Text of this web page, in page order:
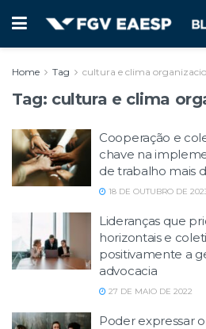
Home Tag cultura e clima
Tag: cultura e clima
Cooperação e
chave na
de trabalho mais
18 DE OUTUBRO DE
Lideranças que
horizontais e
positivamente a
advocacia
27 DE MAIO DE 2022
Poder expressar